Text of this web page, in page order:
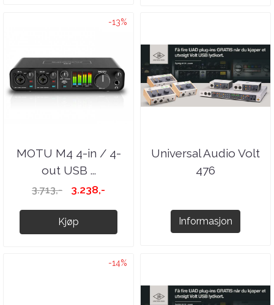
-13%
MOTU M4 4-in / 4-
out USB ...
3.713,- 3.238,-
Kjøp
Universal Audio Volt
476
Informasjon
-14%